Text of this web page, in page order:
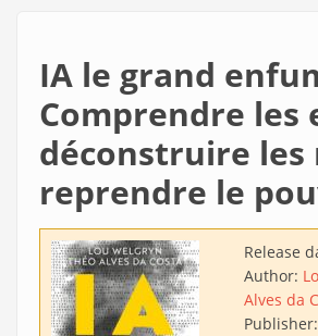
IA le grand
Comprendre les
déconstruire les
reprendre le
Release
Author:
Alves da
Publisher: